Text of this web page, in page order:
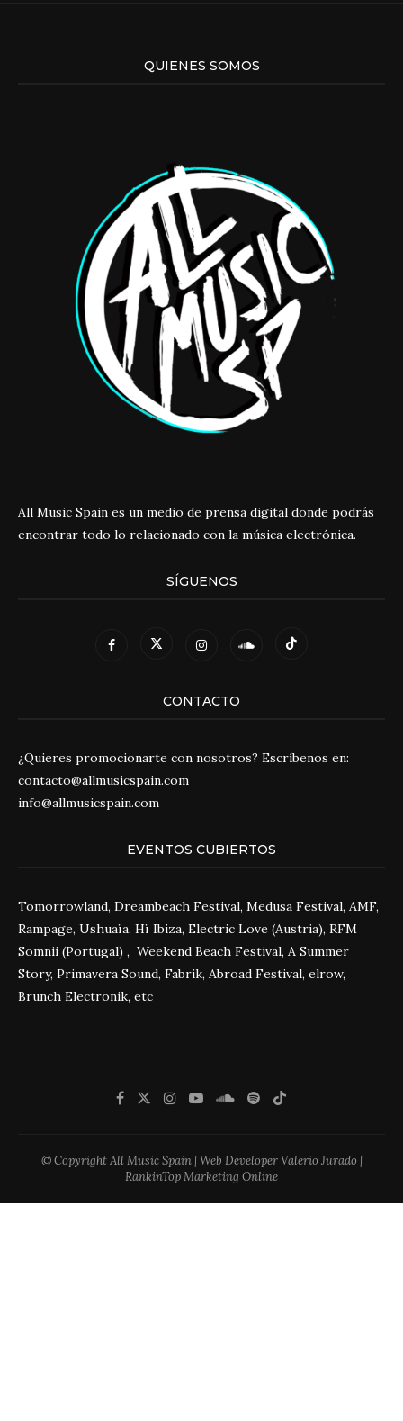
QUIENES SOMOS
All Music Spain es un medio de prensa digital donde podrás
encontrar todo lo relacionado con la música electrónica.
SÍGUENOS
CONTACTO
¿Quieres promocionarte con nosotros? Escríbenos en:
contacto@allmusicspain.com
info@allmusicspain.com
EVENTOS CUBIERTOS
Tomorrowland, Dreambeach Festival, Medusa Festival, AMF,
Rampage, Ushuaïa, Hï Ibiza, Electric Love (Austria), RFM
Somnii (Portugal) , Weekend Beach Festival, A Summer
Story, Primavera Sound, Fabrik, Abroad Festival, elrow,
Brunch Electronik, etc
© Copyright All Music Spain | Web Developer Valerio Jurado |
RankinTop Marketing Online